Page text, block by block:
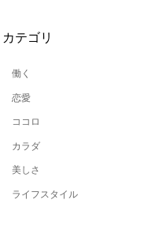
カテゴリ
働く
恋愛
ココロ
カラダ
美しさ
ライフスタイル